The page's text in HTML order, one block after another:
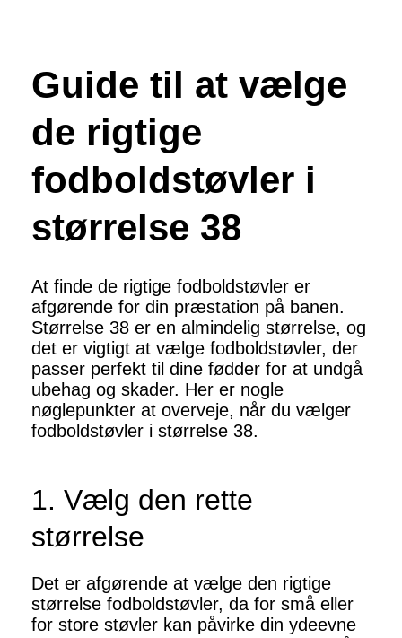
Guide til at vælge
de rigtige
fodboldstøvler i
størrelse 38
At finde de rigtige fodboldstøvler er
afgørende for din præstation på banen.
Størrelse 38 er en almindelig størrelse, og
det er vigtigt at vælge fodboldstøvler, der
passer perfekt til dine fødder for at undgå
ubehag og skader. Her er nogle
nøglepunkter at overveje, når du vælger
fodboldstøvler i størrelse 38.
1. Vælg den rette
størrelse
Det er afgørende at vælge den rigtige
størrelse fodboldstøvler, da for små eller
for store støvler kan påvirke din ydeevne